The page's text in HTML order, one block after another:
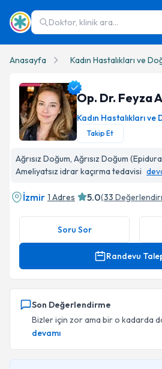
Doktor, klinik ara...
Anasayfa Kadın Hastalıkları ve
Op. Dr. Feyza
Kadın Hastalıkları ve
Takip Et
Ağrısız Doğum, Ağrısız Doğum
Ameliyatsız idrar kaçırma tedavisi
İzmir 1 Adres 5.0(33
Soru Sor
Randevu
Son Değerlendirme
Bizler için zor ama bir o kadarda
devamı